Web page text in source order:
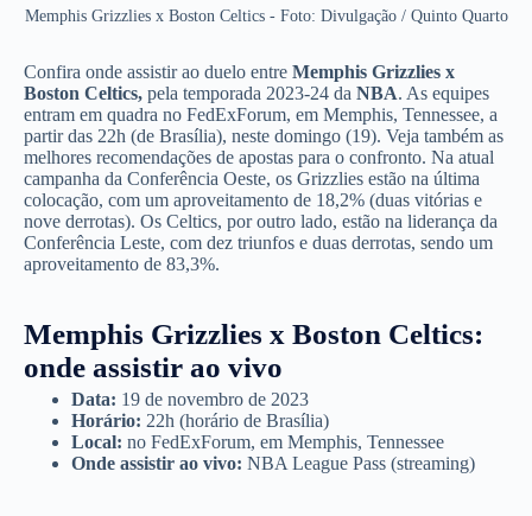
Memphis Grizzlies x Boston Celtics - Foto: Divulgação / Quinto Quarto
Confira onde assistir ao duelo entre Memphis Grizzlies x
Boston Celtics, pela temporada 2023-24 da NBA. As equipes
entram em quadra no FedExForum, em Memphis, Tennessee, a
partir das 22h (de Brasília), neste domingo (19). Veja também as
melhores recomendações de apostas para o confronto. Na atual
campanha da Conferência Oeste, os Grizzlies estão na última
colocação, com um aproveitamento de 18,2% (duas vitórias e
nove derrotas). Os Celtics, por outro lado, estão na liderança da
Conferência Leste, com dez triunfos e duas derrotas, sendo um
aproveitamento de 83,3%.
Memphis Grizzlies x Boston Celtics:
onde assistir ao vivo
Data: 19 de novembro de 2023
Horário: 22h (horário de Brasília)
Local: no FedExForum, em Memphis, Tennessee
Onde assistir ao vivo: NBA League Pass (streaming)